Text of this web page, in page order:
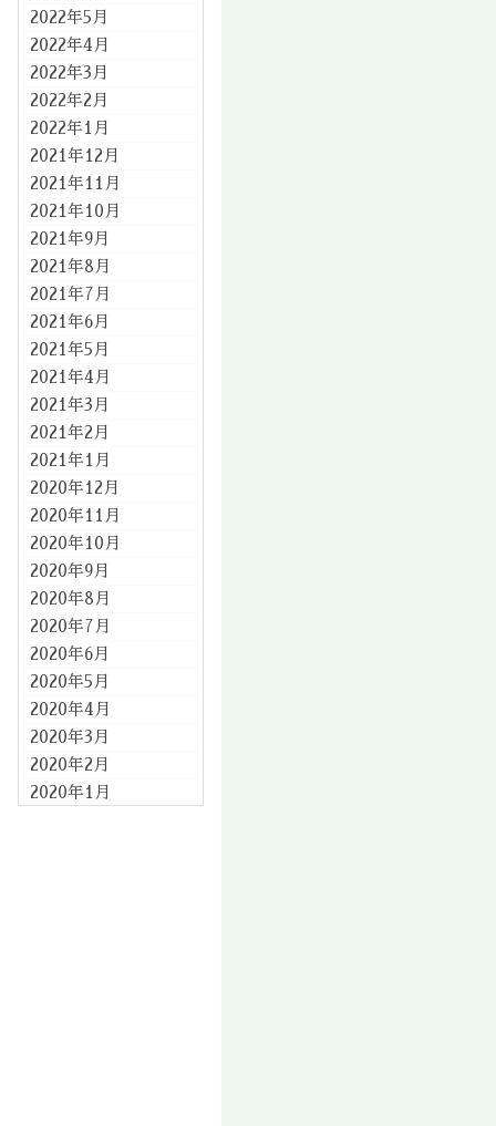
2022年5月
2022年4月
2022年3月
2022年2月
2022年1月
2021年12月
2021年11月
2021年10月
2021年9月
2021年8月
2021年7月
2021年6月
2021年5月
2021年4月
2021年3月
2021年2月
2021年1月
2020年12月
2020年11月
2020年10月
2020年9月
2020年8月
2020年7月
2020年6月
2020年5月
2020年4月
2020年3月
2020年2月
2020年1月